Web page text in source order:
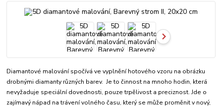
Diamantové malování spočívá ve vyplnění hotového vzoru na obrázku
drobnými diamanty různých barev. Je to činnost na mnoho hodin, která
nevyžaduje speciální dovednosti, pouze trpělivost a preciznost. Jde o
zajímavý nápad na trávení volného času, který se může proměnit v nový,